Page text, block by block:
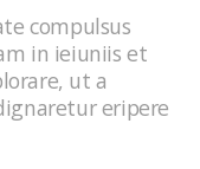
compulsus
in ieiuniis et
ut a
eripere